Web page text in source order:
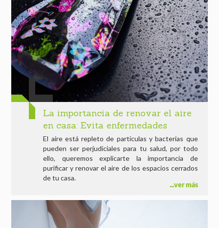
La importancia de renovar el aire
en casa: Evita enfermedades
El aire está repleto de partículas y bacterias que
pueden ser perjudiciales para tu salud, por todo
ello, queremos explicarte la importancia de
purificar y renovar el aire de los espacios cerrados
de tu casa.
ver más